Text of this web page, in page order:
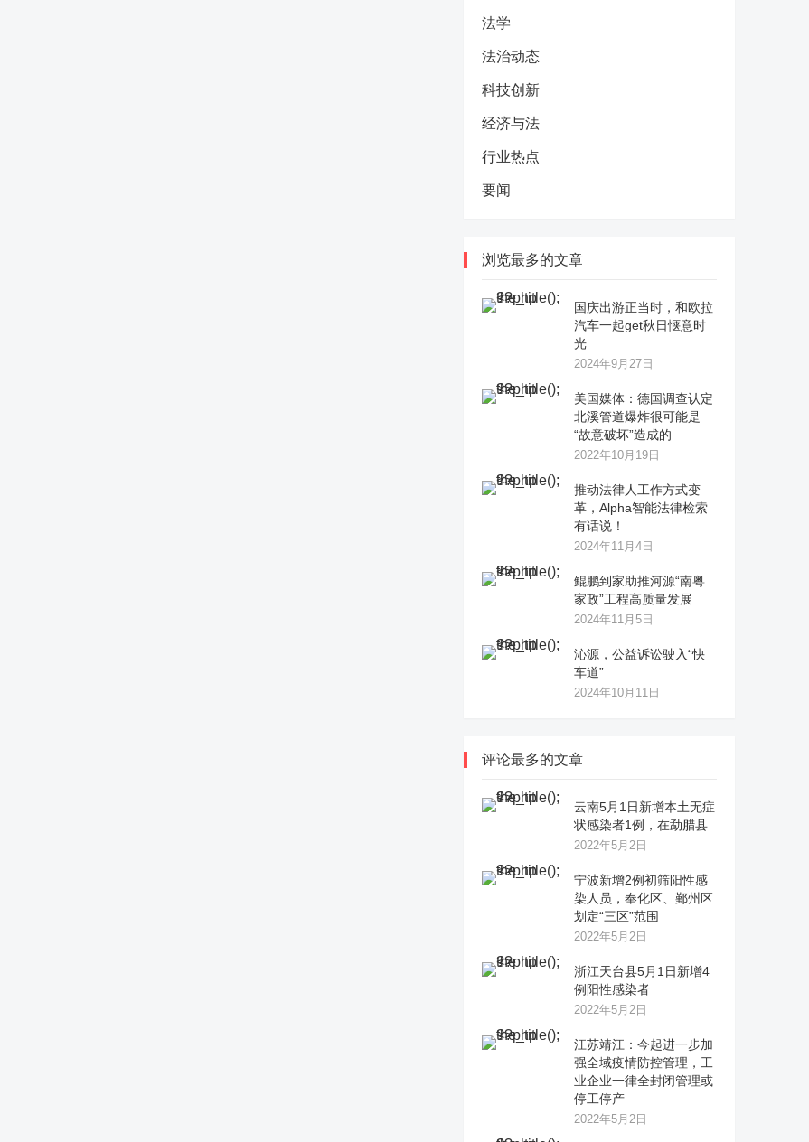
法学
法治动态
科技创新
经济与法
行业热点
要闻
浏览最多的文章
国庆出游正当时，和欧拉
汽车一起get秋日惬意时
光
2024年9月27日
美国媒体：德国调查认定
北溪管道爆炸很可能是
“故意破坏”造成的
2022年10月19日
推动法律人工作方式变
革，Alpha智能法律检索
有话说！
2024年11月4日
鲲鹏到家助推河源“南粤
家政”工程高质量发展
2024年11月5日
沁源，公益诉讼驶入“快
车道”
2024年10月11日
评论最多的文章
云南5月1日新增本土无症
状感染者1例，在勐腊县
2022年5月2日
宁波新增2例初筛阳性感
染人员，奉化区、鄞州区
划定“三区”范围
2022年5月2日
浙江天台县5月1日新增4
例阳性感染者
2022年5月2日
江苏靖江：今起进一步加
强全域疫情防控管理，工
业企业一律全封闭管理或
停工停产
2022年5月2日